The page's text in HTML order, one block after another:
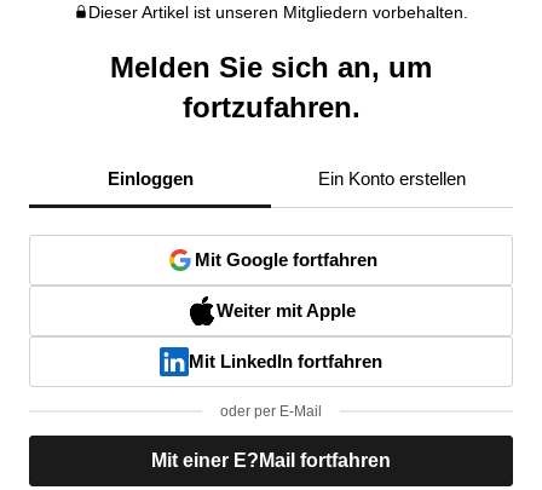
Dieser Artikel ist unseren Mitgliedern vorbehalten.
Melden Sie sich an, um
fortzufahren.
Einloggen Ein Konto erstellen
Mit Google fortfahren
Weiter mit Apple
Mit LinkedIn fortfahren
oder per E-Mail
Mit einer E?Mail fortfahren